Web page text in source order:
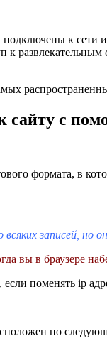
к сети
к
сайту с
формата, в
записей, но
вы в браузере
поменять ip
по